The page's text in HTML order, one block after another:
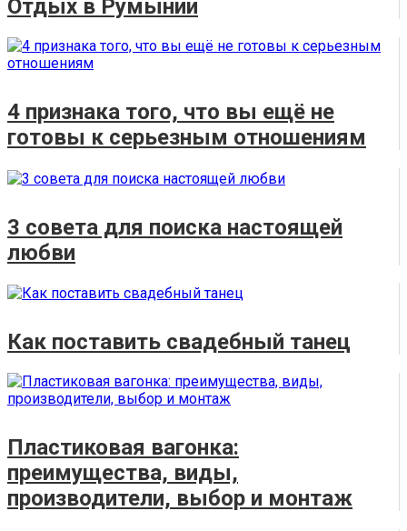
Отдых в Румынии
4 признака того, что вы ещё не
готовы к серьезным отношениям
3 совета для поиска настоящей
любви
Как поставить свадебный танец
Пластиковая вагонка:
преимущества, виды,
производители, выбор и монтаж